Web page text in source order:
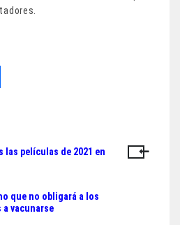
las películas de 2021 en
que no obligará a los
vacunarse